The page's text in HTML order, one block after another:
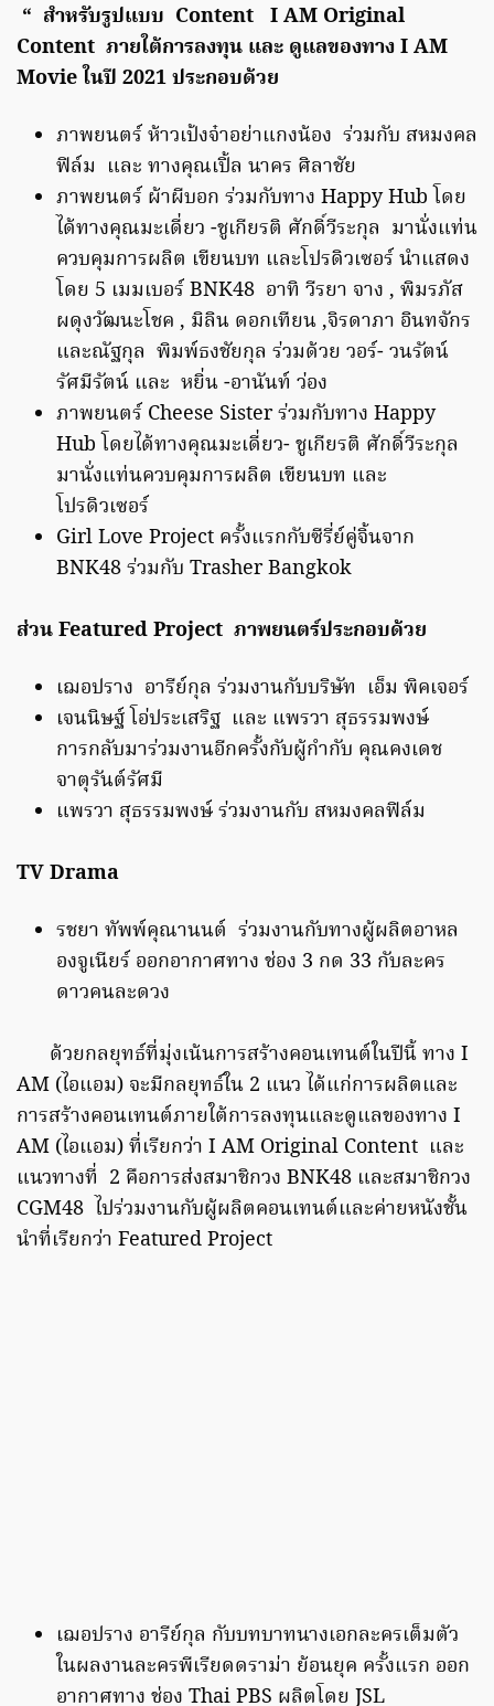
“ สำหรับรูปแบบ Content I AM Original
Content ภายใต้การลงทุน และ ดูแลของทาง I AM
Movie ในปี 2021 ประกอบด้วย
ภาพยนตร์ ห้าวเป้งจ๋าอย่าแกงน้อง ร่วมกับ สหมงคล
ฟิล์ม และ ทางคุณเปิ้ล นาคร ศิลาชัย
ภาพยนตร์ ผ้าผีบอก ร่วมกับทาง Happy Hub โดย
ได้ทางคุณมะเดี่ยว -ชูเกียรติ ศักดิ์วีระกุล มานั่งแท่น
ควบคุมการผลิต เขียนบท และโปรดิวเซอร์ นำแสดง
โดย 5 เมมเบอร์ BNK48 อาทิ วีรยา จาง , พิมรภัส
ผดุงวัฒนะโชค , มิลิน ดอกเทียน ,จิรดาภา อินทจักร
และณัฐกุล พิมพ์ธงชัยกุล ร่วมด้วย วอร์- วนรัตน์
รัศมีรัตน์ และ หยิ่น -อานันท์ ว่อง
ภาพยนตร์ Cheese Sister ร่วมกับทาง Happy
Hub โดยได้ทางคุณมะเดี่ยว- ชูเกียรติ ศักดิ์วีระกุล
มานั่งแท่นควบคุมการผลิต เขียนบท และ
โปรดิวเซอร์
Girl Love Project ครั้งแรกกับซีรี่ย์คู่จิ้นจาก
BNK48 ร่วมกับ Trasher Bangkok
ส่วน Featured Project ภาพยนตร์ประกอบด้วย
เฌอปราง อารีย์กุล ร่วมงานกับบริษัท เอ็ม พิคเจอร์
เจนนิษฐ์ โอ่ประเสริฐ และ แพรวา สุธรรมพงษ์
การกลับมาร่วมงานอีกครั้งกับผู้กำกับ คุณคงเดช
จาตุรันต์รัศมี
แพรวา สุธรรมพงษ์ ร่วมงานกับ สหมงคลฟิล์ม
TV Drama
รชยา ทัพพ์คุณานนต์ ร่วมงานกับทางผู้ผลิตอาหล
องจูเนียร์ ออกอากาศทาง ช่อง 3 กด 33 กับละคร
ดาวคนละดวง
ด้วยกลยุทธ์ที่มุ่งเน้นการสร้างคอนเทนต์ในปีนี้ ทาง I
AM (ไอแอม) จะมีกลยุทธ์ใน 2 แนว ได้แก่การผลิตและ
การสร้างคอนเทนต์ภายใต้การลงทุนและดูแลของทาง I
AM (ไอแอม) ที่เรียกว่า I AM Original Content และ
แนวทางที่ 2 คือการส่งสมาชิกวง BNK48 และสมาชิกวง
CGM48 ไปร่วมงานกับผู้ผลิตคอนเทนต์และค่ายหนังชั้น
นำที่เรียกว่า Featured Project
เฌอปราง อารีย์กุล กับบทบาทนางเอกละครเต็มตัว
ในผลงานละครพีเรียดดราม่า ย้อนยุค ครั้งแรก ออก
อากาศทาง ช่อง Thai PBS ผลิตโดย JSL